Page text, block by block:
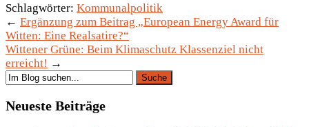
Schlagwörter: Kommunalpolitik
← Ergänzung zum Beitrag „European Energy Award für
Witten: Eine Realsatire?“
Wittener Grüne: Beim Klimaschutz Klassenziel nicht
erreicht! →
Neueste Beiträge